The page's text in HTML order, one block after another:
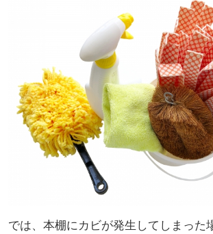
では、本棚にカビが発生してしまった